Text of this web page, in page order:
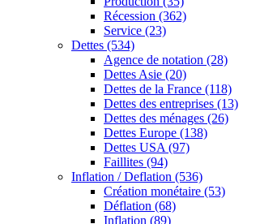
Récession (362)
Service (23)
Dettes (534)
Agence de notation (28)
Dettes Asie (20)
Dettes de la France (118)
Dettes des entreprises (13)
Dettes des ménages (26)
Dettes Europe (138)
Dettes USA (97)
Faillites (94)
Inflation / Deflation (536)
Création monétaire (53)
Déflation (68)
Inflation (89)